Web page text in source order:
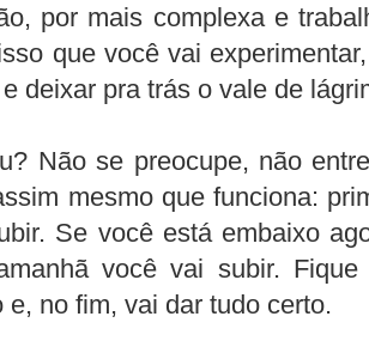
por mais complexa e
que você vai
deixar pra trás o vale de
Não se preocupe, não
mesmo que funciona:
Se você está embaixo
você vai subir.
e, no fim, vai dar tudo certo.